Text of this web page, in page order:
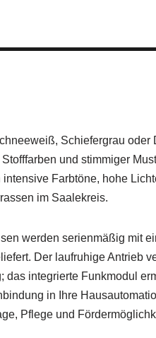
Schiefergrau
und stimmiger
intensive Farbtöne, hohe
im Saalekreis.
werden serienmäßig mit
Der laufruhige Antrieb
das integrierte Funkmodul
in Ihre
Pflege und